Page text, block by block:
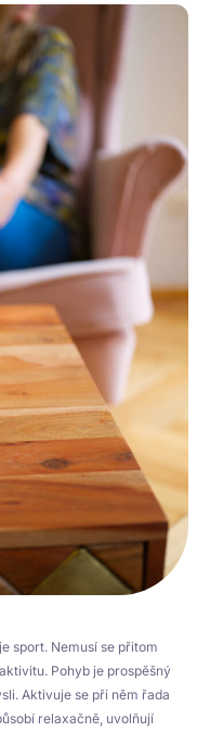
sport. Nemusí se přitom
Pohyb je prospěšný
Aktivuje se při něm řada
relaxačně, uvolňují